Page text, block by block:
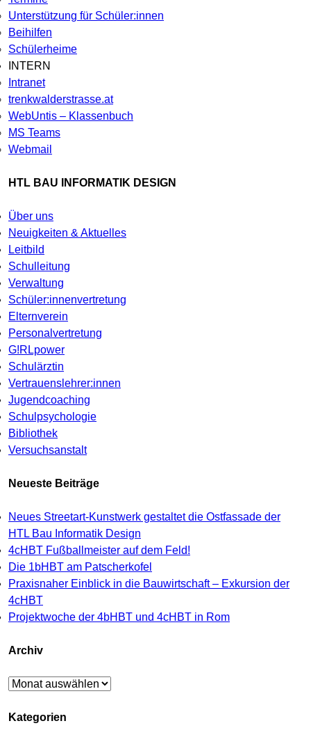
Unterstützung für Schüler:innen
Beihilfen
Schülerheime
INTERN
Intranet
trenkwalderstrasse.at
WebUntis – Klassenbuch
MS Teams
Webmail
HTL BAU INFORMATIK DESIGN
Über uns
Neuigkeiten & Aktuelles
Leitbild
Schulleitung
Verwaltung
Schüler:innenvertretung
Elternverein
Personalvertretung
G!RLpower
Schulärztin
Vertrauenslehrer:innen
Jugendcoaching
Schulpsychologie
Bibliothek
Versuchsanstalt
Neueste Beiträge
Neues Streetart-Kunstwerk gestaltet die Ostfassade der
HTL Bau Informatik Design
4cHBT Fußballmeister auf dem Feld!
Die 1bHBT am Patscherkofel
Praxisnaher Einblick in die Bauwirtschaft – Exkursion der
4cHBT
Projektwoche der 4bHBT und 4cHBT in Rom
Archiv
Archiv
Kategorien